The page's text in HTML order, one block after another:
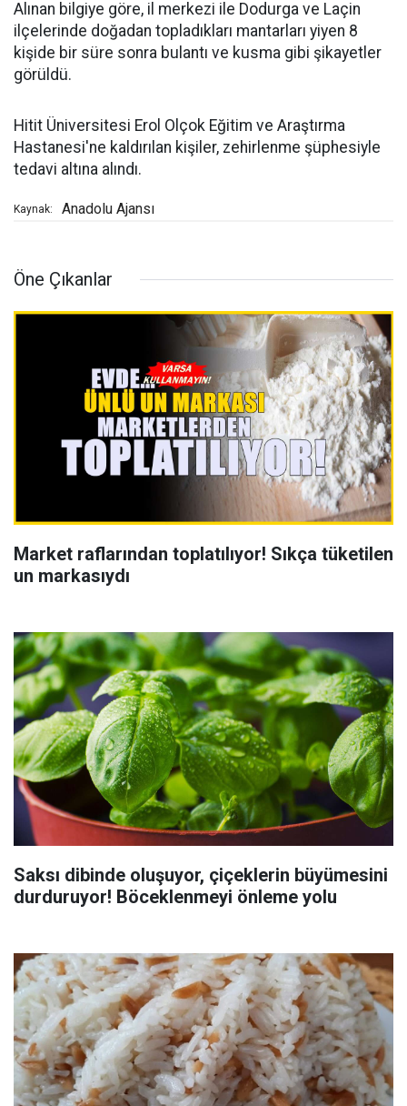
Alınan bilgiye göre, il merkezi ile Dodurga ve Laçin
ilçelerinde doğadan topladıkları mantarları yiyen 8
kişide bir süre sonra bulantı ve kusma gibi şikayetler
görüldü.
Hitit Üniversitesi Erol Olçok Eğitim ve Araştırma
Hastanesi'ne kaldırılan kişiler, zehirlenme şüphesiyle
tedavi altına alındı.
Kaynak: Anadolu Ajansı
Öne Çıkanlar
Market raflarından toplatılıyor! Sıkça tüketilen
un markasıydı
Saksı dibinde oluşuyor, çiçeklerin büyümesini
durduruyor! Böceklenmeyi önleme yolu